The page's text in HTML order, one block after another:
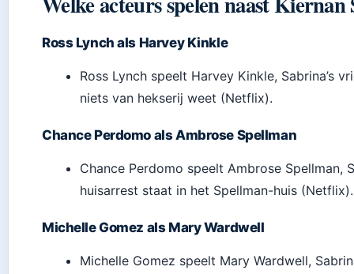
Ross Lynch als Harvey Kinkle
Ross Lynch speelt Harvey Kinkle, Sabrina’s
niets van hekserij weet (Netflix).
Chance Perdomo als Ambrose Spellman
Chance Perdomo speelt Ambrose Spellman,
huisarrest staat in het Spellman-huis (Netflix).
Michelle Gomez als Mary Wardwell
Michelle Gomez speelt Mary Wardwell,